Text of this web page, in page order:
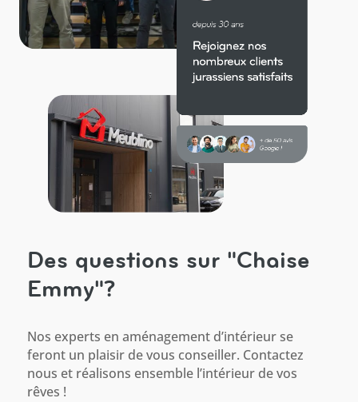
Des questions sur "Chaise
Emmy"?
Nos experts en aménagement d’intérieur se
feront un plaisir de vous conseiller. Contactez
nous et réalisons ensemble l’intérieur de vos
rêves !